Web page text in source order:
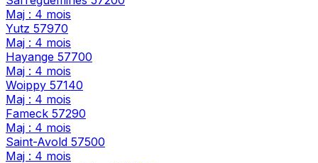
Maj : 4 mois
Yutz 57970
Maj : 4 mois
Hayange 57700
Maj : 4 mois
Woippy 57140
Maj : 4 mois
Fameck 57290
Maj : 4 mois
Saint-Avold 57500
Maj : 4 mois